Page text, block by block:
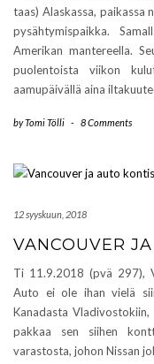
taas) Alaskassa, paikassa
pysähtymispaikka.
Amerikan mantereella.
puolentoista viikon
aamupäivällä aina
byTomi Tölli - 8 Comments
12 syyskuun, 2018
VANCOUVER
Ti 11.9.2018 (pvä 297),
Auto ei ole ihan vielä
Kanadasta
pakkaa sen siihen
varastosta, johon Nissan